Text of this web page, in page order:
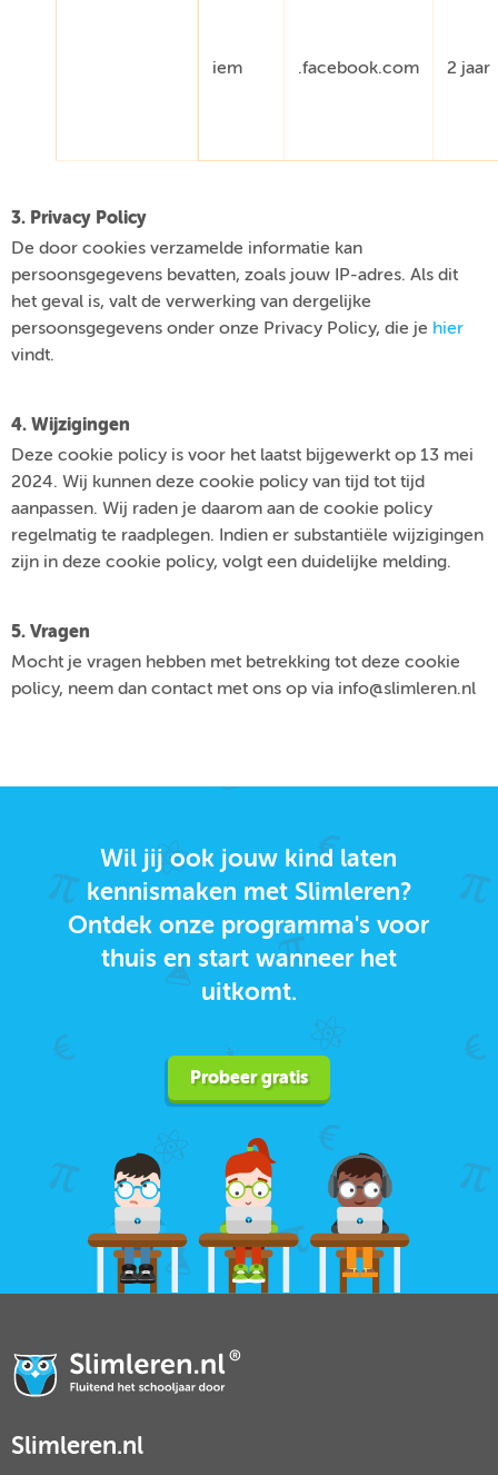
iem .facebook.com 2 jaar
3. Privacy Policy
De door cookies verzamelde informatie kan
persoonsgegevens bevatten, zoals jouw IP-adres. Als dit
het geval is, valt de verwerking van dergelijke
persoonsgegevens onder onze Privacy Policy, die je hier
vindt.
4. Wijzigingen
Deze cookie policy is voor het laatst bijgewerkt op 13 mei
2024. Wij kunnen deze cookie policy van tijd tot tijd
aanpassen. Wij raden je daarom aan de cookie policy
regelmatig te raadplegen. Indien er substantiële wijzigingen
zijn in deze cookie policy, volgt een duidelijke melding.
5. Vragen
Mocht je vragen hebben met betrekking tot deze cookie
policy, neem dan contact met ons op via info@slimleren.nl
Wil jij ook jouw kind laten
kennismaken met Slimleren?
Ontdek onze programma's voor
thuis en start wanneer het
uitkomt.
Probeer gratis
Slimleren.nl